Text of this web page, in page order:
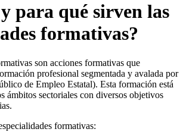
para qué sirven las
formativas?
son acciones formativas que
profesional segmentada y avalada por
de Empleo Estatal). Esta formación está
ámbitos sectoriales con diversos objetivos
formativas: